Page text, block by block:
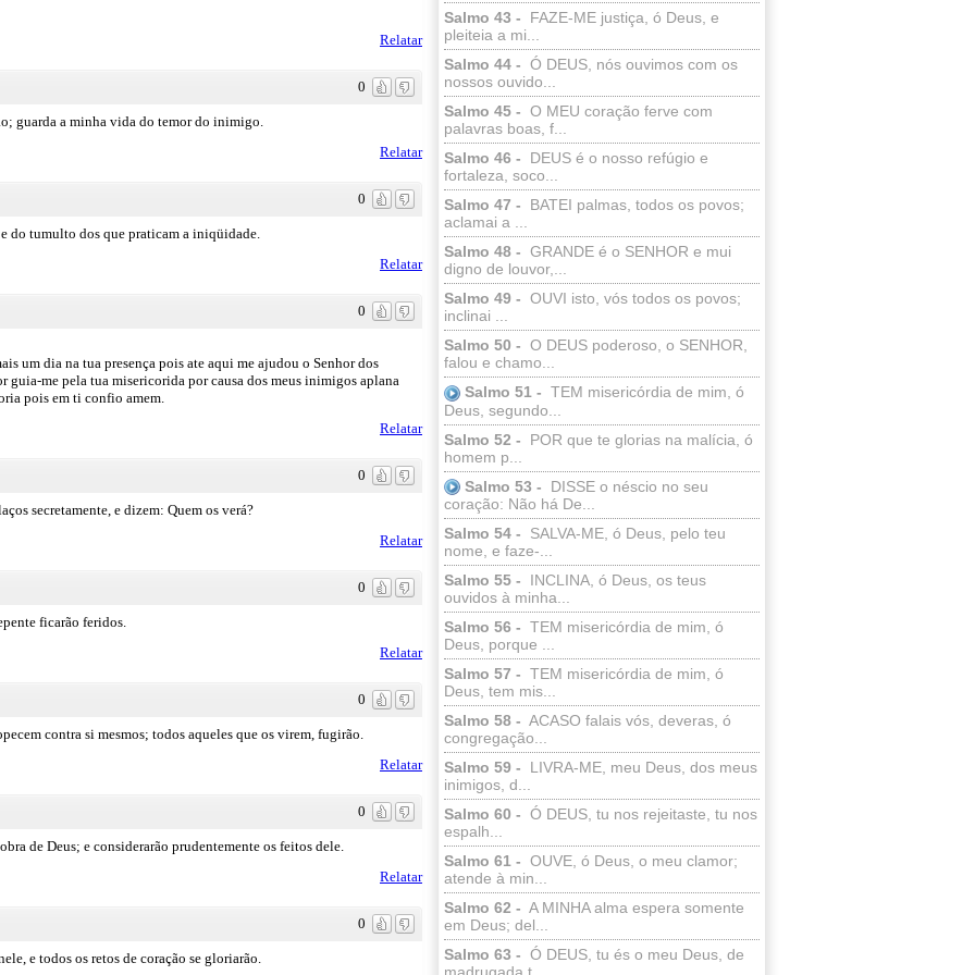
Salmo 43 -
FAZE-ME justiça, ó Deus, e
pleiteia a mi...
Salmo 44 - Ó DEUS, nós ouvimos com os
nossos ouvido...
Salmo 45 - O MEU coração ferve com
palavras boas, f...
Salmo 46 -
DEUS é o nosso refúgio e
fortaleza, soco...
Salmo 47 -
BATEI palmas, todos os povos;
aclamai a ...
Salmo 48 - GRANDE é o SENHOR e mui
digno de louvor,...
Salmo 49 - OUVI isto, vós todos os povos;
inclinai ...
Salmo 50 - O DEUS poderoso, o SENHOR,
falou e chamo...
Salmo 51 - TEM misericórdia de mim, ó
Deus, segundo...
Salmo 52 -
POR que te glorias na malícia, ó
homem p...
Salmo 53 -
DISSE o néscio no seu
coração: Não há De...
Salmo 54 -
SALVA-ME, ó Deus, pelo teu
nome, e faze-...
Salmo 55 -
INCLINA, ó Deus, os teus
ouvidos à minha...
Salmo 56 - TEM misericórdia de mim, ó
Deus, porque ...
Salmo 57 - TEM misericórdia de mim, ó
Deus, tem mis...
Salmo 58 - ACASO falais vós, deveras, ó
congregação...
Salmo 59 -
LIVRA-ME, meu Deus, dos meus
inimigos, d...
Salmo 60 - Ó DEUS, tu nos rejeitaste, tu nos
espalh...
Salmo 61 - OUVE, ó Deus, o meu clamor;
atende à min...
Salmo 62 - A MINHA alma espera somente
em Deus; del...
Salmo 63 - Ó DEUS, tu és o meu Deus, de
Relatar
0
guarda a minha vida do temor do inimigo.
Relatar
0
do tumulto dos que praticam a iniqüidade.
Relatar
0
um dia na tua presença pois ate aqui me ajudou o Senhor dos
guia-me pela tua misericorida por causa dos meus inimigos aplana
pois em ti confio amem.
Relatar
0
secretamente, e dizem: Quem os verá?
Relatar
0
ficarão feridos.
Relatar
0
contra si mesmos; todos aqueles que os virem, fugirão.
Relatar
0
de Deus; e considerarão prudentemente os feitos dele.
Relatar
0
e todos os retos de coração se gloriarão.